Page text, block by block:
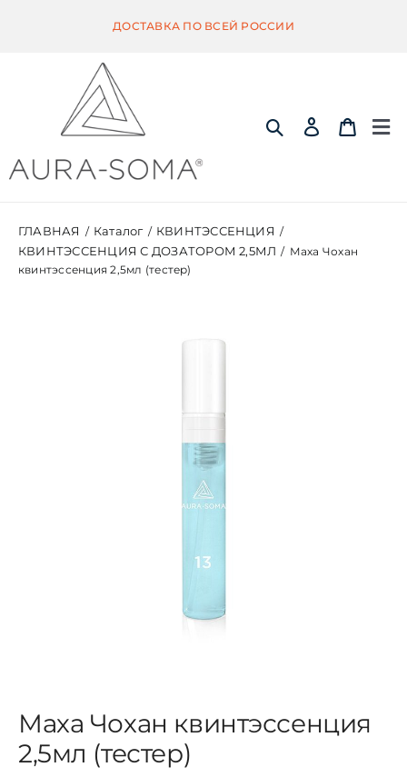
ДОСТАВКА ПО ВСЕЙ РОССИИ
УСЛУГИ
ГЛАВНАЯ / Каталог / КВИНТЭССЕНЦИЯ /
КВИНТЭССЕНЦИЯ С ДОЗАТОРОМ 2,5МЛ / Маха Чохан
квинтэссенция 2,5мл (тестер)
Маха Чохан квинтэссенция
2,5мл (тестер)